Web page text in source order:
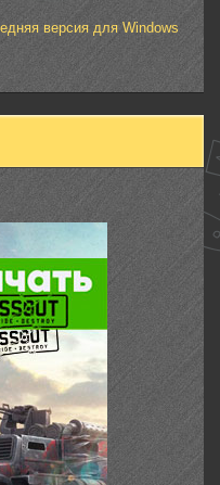
версия для Windows